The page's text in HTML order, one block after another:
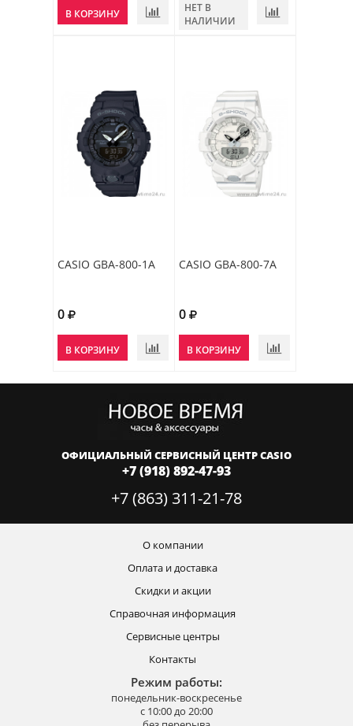
В КОРЗИНУ
НЕТ В
НАЛИЧИИ
CASIO GBA-800-1A
0
В КОРЗИНУ
CASIO GBA-800-7A
0
В КОРЗИНУ
ОФИЦИАЛЬНЫЙ СЕРВИСНЫЙ ЦЕНТР CASIO
+7 (918) 892-47-93
+7 (863) 311-21-78
О компании
Оплата и доставка
Скидки и акции
Справочная информация
Сервисные центры
Контакты
Режим работы:
понедельник-воскресенье
с 10:00 до 20:00